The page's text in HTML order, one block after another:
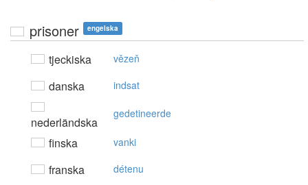
prisoner engelska
tjeckiska vězeň
danska indsat
nederländska
gedetineerde
finska vanki
franska détenu